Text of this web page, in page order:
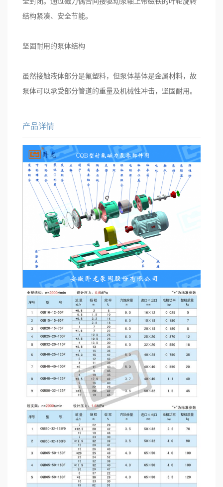
结构紧凑、安全节能。
坚固耐用的泵体结构
虽然接触液体部分是氟塑料，但泵体基体是金属材料，故
泵体可以承受部分管道的重量及机械性冲击，坚固耐用。
产品详情